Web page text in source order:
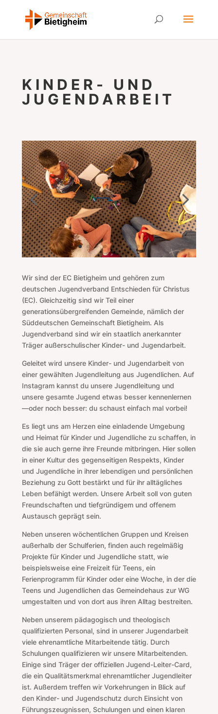
KINDER- UND
JUGENDARBEIT
Wir sind der EC Bietigheim und gehören zum
deutschen Jugendverband Entschieden für Christus
(EC). Gleichzeitig sind wir Teil einer
generationsübergreifenden Gemeinde, nämlich der
Süddeutschen Gemeinschaft Bietigheim. Als
Jugendverband sind wir ein staatlich anerkannter
Träger außerschulischer Kinder- und Jugendarbeit.
Geleitet wird unsere Kinder- und Jugendarbeit von
einer gewählten Jugendleitung aus Jugendlichen. Auf
Instagram kannst du unsere Jugendleitung und
unsere gesamte Jugend etwas besser kennenlernen
—oder noch besser: du schaust einfach mal vorbei!
Es liegt uns am Herzen eine einladende Umgebung
und Heimat für Kinder und Jugendliche zu schaffen, in
die sie auch gerne ihre Freunde mitbringen. Hier sollen
in einer Kultur des gegenseitigen Respekts, Kinder
und Jugendliche in ihrer lebendigen und persönlichen
Beziehung zu Gott bestärkt und für ihr alltägliches
Leben befähigt werden. Unsere Arbeit soll von guten
Freundschaften und tiefgründigem und offenem
Austausch geprägt sein.
Neben unseren wöchentlichen Gruppen und Kreisen
außerhalb der Schulferien, finden auch regelmäßig
Projekte für Kinder und Jugendliche statt, wie
beispielsweise eine Freizeit für Teens, ein
Ferienprogramm für Kinder oder eine Woche, in der die
Teens und Jugendlichen das Gemeindehaus zur WG
umgestalten und von dort aus ihren Alltag bestreiten.
Neben unserem pädagogisch und theologisch
qualifizierten Personal, sind in unserer Jugendarbeit
viele ehrenamtliche Mitarbeitende tätig. Durch
Schulungen qualifizieren wir unsere Mitarbeitenden.
Einige sind Träger der offiziellen Jugend-Leiter-Card,
die ein Qualitätsmerkmal ehrenamtlicher Jugendleiter
ist. Außerdem treffen wir Vorkehrungen in Blick auf
den Kinder- und Jugendschutz durch Einsicht von
Führungszeugnissen, Schulungen und einen klaren